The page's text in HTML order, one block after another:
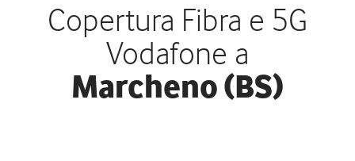
Copertura Fibra e 5G
Vodafone a
Marcheno (BS)